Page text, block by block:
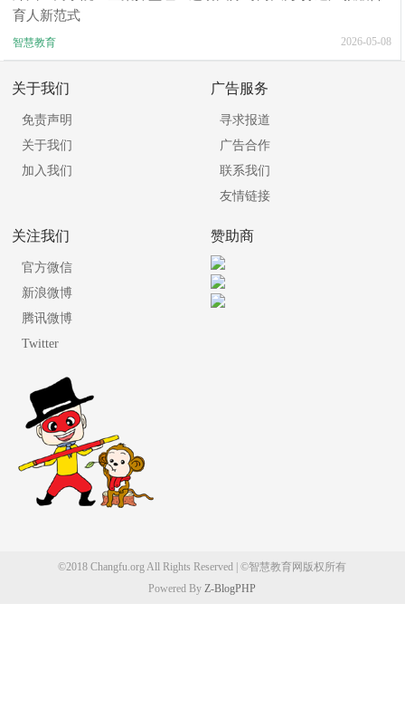
育人新范式
智慧教育 2026-05-08
关于我们
免责声明
关于我们
加入我们
广告服务
寻求报道
广告合作
联系我们
友情链接
关注我们
官方微信
新浪微博
腾讯微博
Twitter
赞助商
©2018 Changfu.org All Rights Reserved | ©智慧教育网版权所有
Powered ByZ-BlogPHP